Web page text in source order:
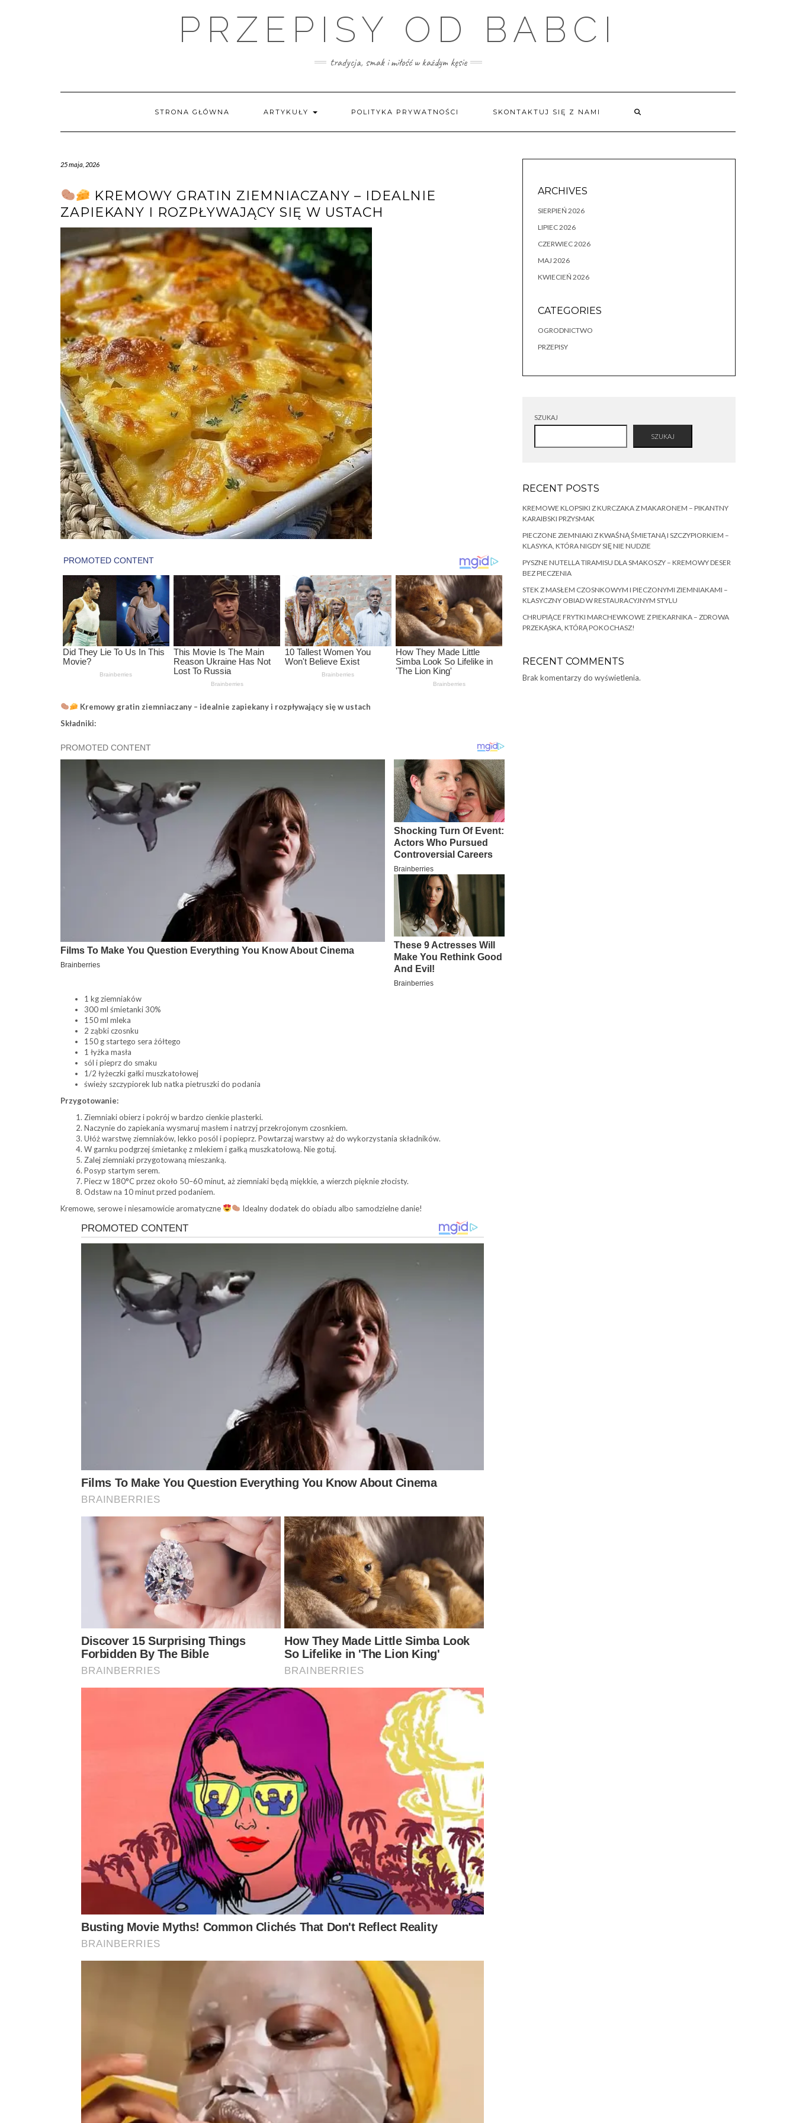
PRZEPISY OD BABCI
tradycja, smak i miłość w każdym kęsie
STRONA GŁÓWNA ARTYKUŁY POLITYKA PRYWATNOŚCI SKONTAKTUJ SIĘ Z NAMI
25 maja, 2026
KREMOWY GRATIN ZIEMNIACZANY – IDEALNIE
ZAPIEKANY I ROZPŁYWAJĄCY SIĘ W USTACH
Kremowy gratin ziemniaczany – idealnie zapiekany i rozpływający się w ustach
Składniki:
1 kg ziemniaków
300 ml śmietanki 30%
150 ml mleka
2 ząbki czosnku
150 g startego sera żółtego
1 łyżka masła
sól i pieprz do smaku
1/2 łyżeczki gałki muszkatołowej
świeży szczypiorek lub natka pietruszki do podania
Przygotowanie:
Ziemniaki obierz i pokrój w bardzo cienkie plasterki.
Naczynie do zapiekania wysmaruj masłem i natrzyj przekrojonym czosnkiem.
Ułóż warstwę ziemniaków, lekko posól i popieprz. Powtarzaj warstwy aż do wykorzystania składników.
W garnku podgrzej śmietankę z mlekiem i gałką muszkatołową. Nie gotuj.
Zalej ziemniaki przygotowaną mieszanką.
Posyp startym serem.
Piecz w 180°C przez około 50–60 minut, aż ziemniaki będą miękkie, a wierzch pięknie złocisty.
Odstaw na 10 minut przed podaniem.
Kremowe, serowe i niesamowicie aromatyczne
Idealny dodatek do obiadu albo samodzielne danie!
ARCHIVES
SIERPIEŃ 2026
LIPIEC 2026
CZERWIEC 2026
MAJ 2026
KWIECIEŃ 2026
CATEGORIES
OGRODNICTWO
PRZEPISY
SZUKAJ
SZUKAJ
RECENT POSTS
KREMOWE KLOPSIKI Z KURCZAKA Z MAKARONEM – PIKANTNY
KARAIBSKI PRZYSMAK
PIECZONE ZIEMNIAKI Z KWAŚNĄ ŚMIETANĄ I SZCZYPIORKIEM –
KLASYKA, KTÓRA NIGDY SIĘ NIE NUDZIE
PYSZNE NUTELLA TIRAMISU DLA SMAKOSZY – KREMOWY DESER
BEZ PIECZENIA
STEK Z MASŁEM CZOSNKOWYM I PIECZONYMI ZIEMNIAKAMI –
KLASYCZNY OBIAD W RESTAURACYJNYM STYLU
CHRUPIĄCE FRYTKI MARCHEWKOWE Z PIEKARNIKA – ZDROWA
PRZEKĄSKA, KTÓRĄ POKOCHASZ!
RECENT COMMENTS
Brak komentarzy do wyświetlenia.